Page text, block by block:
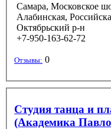
Самара, Московское
Алабинская,
Октябрьский р-н
+7-950-163-62-72
Отзывы: 0
Студия танца и
(Академика